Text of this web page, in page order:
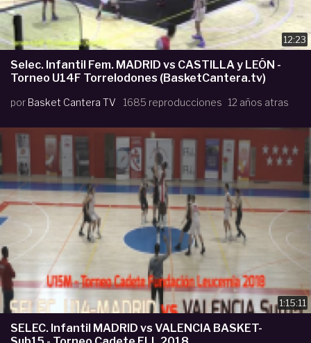
12:23
Selec. Infantil Fem. MADRID vs CASTILLA y LEÓN -
Torneo U14F Torrelodones (BasketCantera.tv)
por Basket Cantera TV 1685 reproducciones 12 años atras
1:15:11
SELEC. Infantil MADRID vs VALENCIA BASKET-